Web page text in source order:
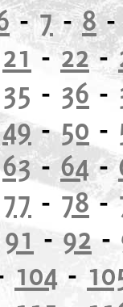
-7-8
21-22-
35 - 36 -
49-50 -
63-64-
77 - 78-
91 - 92 -
104 -